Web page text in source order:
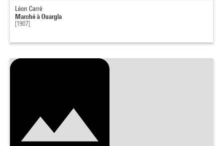
Léon Carré
Marché à Ouargla
[1907]